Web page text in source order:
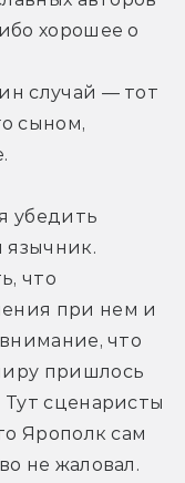
хорошее о
случай — тот
сыном,
убедить
язычник.
что
при нем и
что
пришлось
сценаристы
Ярополк сам
не жаловал.